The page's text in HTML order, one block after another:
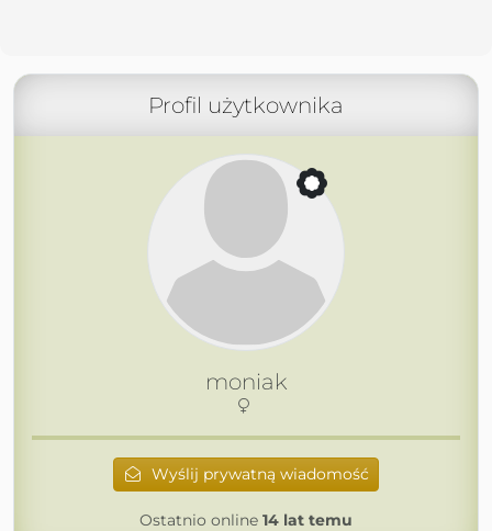
Profil użytkownika
moniak
Wyślij prywatną wiadomość
Ostatnio online 14 lat temu